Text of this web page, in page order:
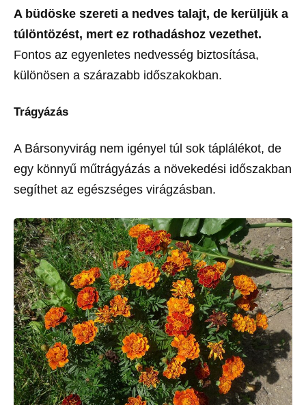
A büdöske szereti a nedves talajt, de kerüljük a
túlöntözést, mert ez rothadáshoz vezethet.
Fontos az egyenletes nedvesség biztosítása,
különösen a szárazabb időszakokban.
Trágyázás
A Bársonyvirág nem igényel túl sok táplálékot, de
egy könnyű műtrágyázás a növekedési időszakban
segíthet az egészséges virágzásban.